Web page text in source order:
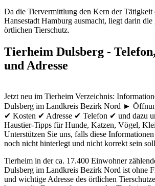
Da die Tiervermittlung den Kern der Tätigkeit
Hansestadt Hamburg ausmacht, liegt darin
örtlichen Tierschutz.
Tierheim Dulsberg -
und Adresse
Jetzt neu im Tierheim Verzeichnis:
Dulsberg im Landkreis Bezirk Nord ►
✔ Kosten ✔ Adresse ✔ Telefon ✔ und dazu
Haustier-Tipps für Hunde, Katzen, Vögel,
Unterstützen Sie uns, falls diese
noch nicht hinterlegt und nicht korrekt sein
Tierheim in der ca. 17.400 Einwohner
Dulsberg im Landkreis Bezirk Nord ist ohne
und wichtige Adresse des örtlichen